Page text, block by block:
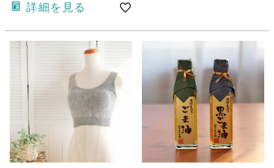
詳細を見る